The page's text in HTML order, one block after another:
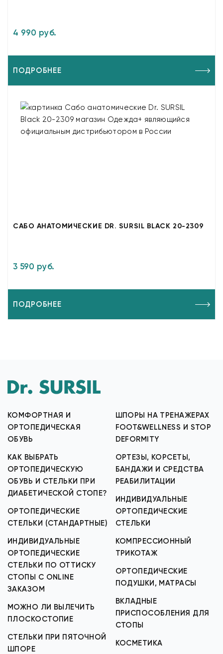
4 990 руб.
ПОДРОБНЕЕ
САБО АНАТОМИЧЕСКИЕ DR. SURSIL BLACK 20-2309
3 590 руб.
ПОДРОБНЕЕ
КОМФОРТНАЯ И
ОРТОПЕДИЧЕСКАЯ
ОБУВЬ
КАК ВЫБРАТЬ
ОРТОПЕДИЧЕСКУЮ
ОБУВЬ И СТЕЛЬКИ ПРИ
ДИАБЕТИЧЕСКОЙ СТОПЕ?
ОРТОПЕДИЧЕСКИЕ
СТЕЛЬКИ (СТАНДАРТНЫЕ)
ИНДИВИДУАЛЬНЫЕ
ОРТОПЕДИЧЕСКИЕ
СТЕЛЬКИ ПО ОТТИСКУ
СТОПЫ С ONLINE
ЗАКАЗОМ
МОЖНО ЛИ ВЫЛЕЧИТЬ
ПЛОСКОСТОПИЕ
СТЕЛЬКИ ПРИ ПЯТОЧНОЙ
ШПОРЕ
ШПОРЫ НА ТРЕНАЖЕРАХ
FOOT&WELLNESS И STOP
DEFORMITY
ОРТЕЗЫ, КОРСЕТЫ,
БАНДАЖИ И СРЕДСТВА
РЕАБИЛИТАЦИИ
ИНДИВИДУАЛЬНЫЕ
ОРТОПЕДИЧЕСКИЕ
СТЕЛЬКИ
КОМПРЕССИОННЫЙ
ТРИКОТАЖ
ОРТОПЕДИЧЕСКИЕ
ПОДУШКИ, МАТРАСЫ
ВКЛАДНЫЕ
ПРИСПОСОБЛЕНИЯ ДЛЯ
СТОПЫ
КОСМЕТИКА